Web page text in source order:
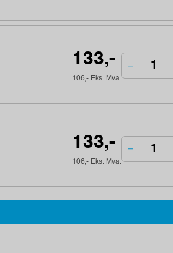
133,-
106,- Eks. Mva.
133,-
106,- Eks. Mva.